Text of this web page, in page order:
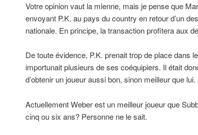
Votre opinion vaut la mienne, mais je pense que
envoyant P.K. au pays du country en retour d’un
nationale. En principe, la transaction profitera aux
De toute évidence, P.K. prenait trop de place dans
importunait plusieurs de ses coéquipiers. Il était
d’obtenir un joueur aussi bon, sinon meilleur que lui.
Actuellement Weber est un meilleur joueur que
cinq ou six ans? Personne ne le sait.